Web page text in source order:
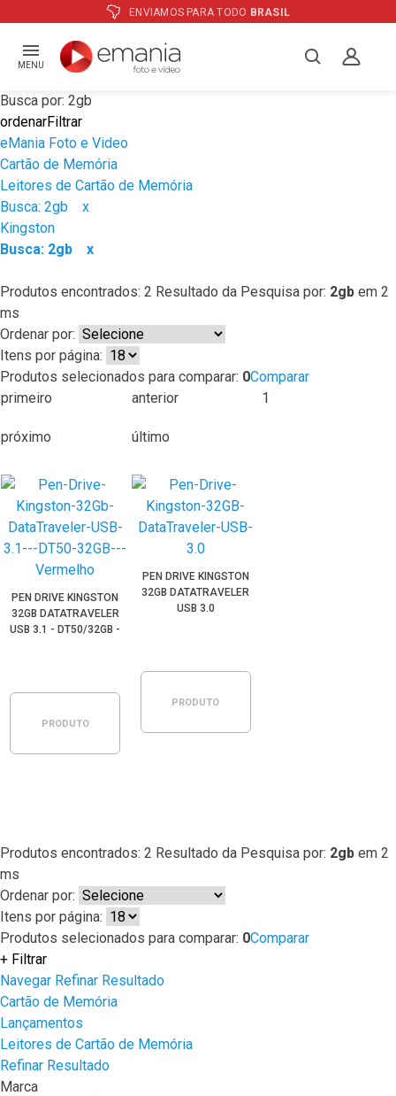
ENVIAMOS PARA TODO BRASIL
MENU
Busca por: 2gb
ordenarFiltrar
eMania Foto e Video
Cartão de Memória
Leitores de Cartão de Memória
Busca: 2gb
x
Kingston
Busca: 2gb
x
Produtos encontrados: 2 Resultado da Pesquisa por: 2gb em 2
ms
Ordenar por:
Itens por página:
Produtos selecionados para comparar: 0Comparar
primeiro
anterior 1
próximo último
PEN DRIVE KINGSTON
32GB DATATRAVELER
USB 3.1 - DT50/32GB -
PRODUTO
PEN DRIVE KINGSTON
32GB DATATRAVELER
USB 3.0
PRODUTO
Produtos encontrados: 2 Resultado da Pesquisa por: 2gb em 2
ms
Ordenar por:
Itens por página:
Produtos selecionados para comparar: 0Comparar
+ Filtrar
Navegar Refinar Resultado
Cartão de Memória
Lançamentos
Leitores de Cartão de Memória
Refinar Resultado
Marca